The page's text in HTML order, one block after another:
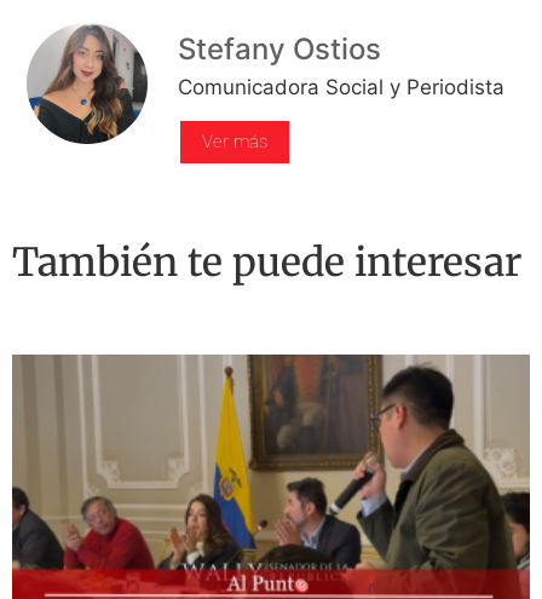
Stefany Ostios
Comunicadora Social y Periodista
Ver más
También te puede interesar